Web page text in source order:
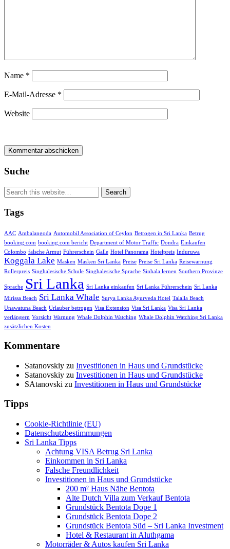
Name *
E-Mail-Adresse *
Website
Suche
Tags
AAC Ambalangoda Automobil Association of Ceylon Betrogen in Sri Lanka Betrug
booking.com booking.com bericht Department of Motor Traffic Dondra Einkaufen
Colombo falsche Armut Führerschein Galle Hotel Panorama Hotelpreis Induruwa
Koggala Lake Masken Masken Sri Lanka Preise Preise Sri Lanka Reisewarnung
Rollerpreis Singhalesische Schule Singhalesische Sprache Sinhala lernen Southern Provinze
Sprache Sri Lanka Sri Lanka einkaufen Sri Lanka Führerschein Sri Lanka
Mirissa Beach Sri Lanka Whale Surya Lanka Ayurveda Hotel Talalla Beach
Unawatuna Beach Urlauber betrogen Visa Extension Visa Sri Lanka Visa Sri Lanka
verlängern Vorsicht Warnung Whale Dolphin Watching Whale Dolphin Watching Sri Lanka
zusätzlichen Kosten
Kommentare
Satanovskiy zu Investitionen in Haus und Grundstücke
Satanovskiy zu Investitionen in Haus und Grundstücke
SAtanovski zu Investitionen in Haus und Grundstücke
Tipps
Cookie-Richtlinie (EU)
Datenschutzbestimmungen
Sri Lanka Tipps
Achtung VISA Betrug Sri Lanka
Einkommen in Sri Lanka
Falsche Freundlichkeit
Investitionen in Haus und Grundstücke
200 m² Haus Nähe Bentota
Alte Dutch Villa zum Verkauf Bentota
Grundstück Bentota Dope 1
Grundstück Bentota Dope 2
Grundstück Bentota Süd – Sri Lanka Investment
Hotel & Restaurant in Aluthgama
Motorräder & Autos kaufen Sri Lanka